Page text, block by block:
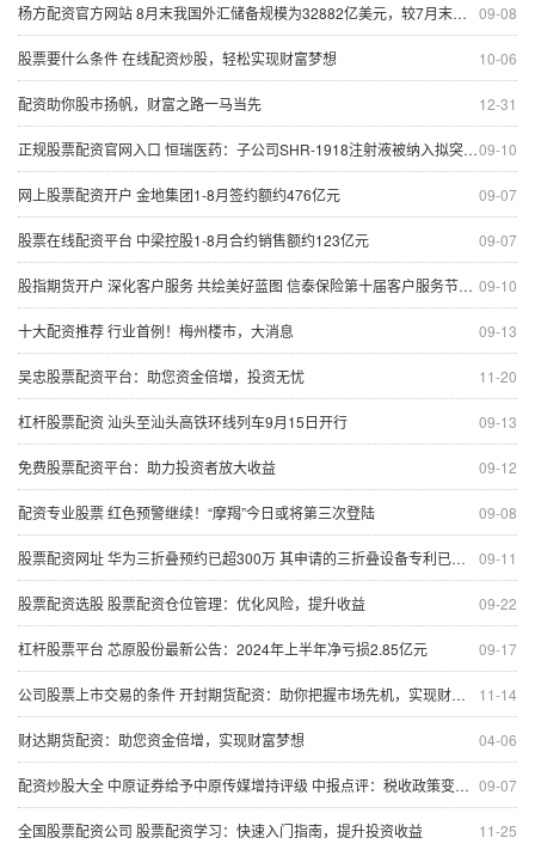
09-08
杨方配资官方网站 8月末我国外汇储备规模为32882亿美元，较7月末上升318亿美元
10-06
股票要什么条件 在线配资炒股，轻松实现财富梦想
12-31
配资助你股市扬帆，财富之路一马当先
09-10
正规股票配资官网入口 恒瑞医药：子公司SHR-1918注射液被纳入拟突破性治疗品种公示名单
09-07
网上股票配资开户 金地集团1-8月签约额约476亿元
09-07
股票在线配资平台 中梁控股1-8月合约销售额约123亿元
09-10
股指期货开户 深化客户服务 共绘美好蓝图 信泰保险第十届客户服务节杭州站活动圆满举行
09-13
十大配资推荐 行业首例！梅州楼市，大消息
11-20
吴忠股票配资平台：助您资金倍增，投资无忧
09-13
杠杆股票配资 汕头至汕头高铁环线列车9月15日开行
09-12
免费股票配资平台：助力投资者放大收益
09-08
配资专业股票 红色预警继续！“摩羯”今日或将第三次登陆
09-11
股票配资网址 华为三折叠预约已超300万 其申请的三折叠设备专利已获授权
09-22
股票配资选股 股票配资仓位管理：优化风险，提升收益
09-17
杠杆股票平台 芯原股份最新公告：2024年上半年净亏损2.85亿元
11-14
公司股票上市交易的条件 开封期货配资：助你把握市场先机，实现财富梦想
04-06
财达期货配资：助您资金倍增，实现财富梦想
09-07
配资炒股大全 中原证券给予中原传媒增持评级 中报点评：税收政策变化影响短期利润 主营业务依旧稳健
11-25
全国股票配资公司 股票配资学习：快速入门指南，提升投资收益